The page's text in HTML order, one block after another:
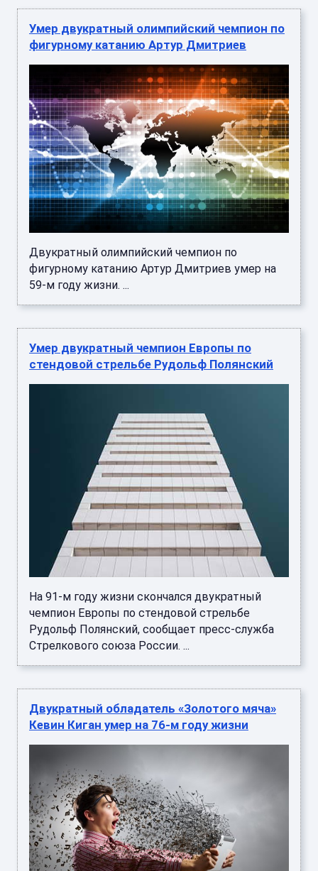
Умер двукратный олимпийский чемпион по
фигурному катанию Артур Дмитриев
Двукратный олимпийский чемпион по
фигурному катанию Артур Дмитриев умер на
59-м году жизни. ...
Умер двукратный чемпион Европы по
стендовой стрельбе Рудольф Полянский
На 91-м году жизни скончался двукратный
чемпион Европы по стендовой стрельбе
Рудольф Полянский, сообщает пресс-служба
Стрелкового союза России. ...
Двукратный обладатель «Золотого мяча»
Кевин Киган умер на 76-м году жизни